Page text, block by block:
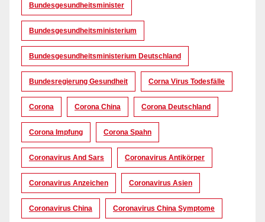
Bundesgesundheitsminister
Bundesgesundheitsministerium
Bundesgesundheitsministerium Deutschland
Bundesregierung Gesundheit Corna Virus Todesfälle
Corona Corona China Corona Deutschland
Corona Impfung Corona Spahn
Coronavirus And Sars Coronavirus Antikörper
Coronavirus Anzeichen Coronavirus Asien
Coronavirus China Coronavirus China Symptome